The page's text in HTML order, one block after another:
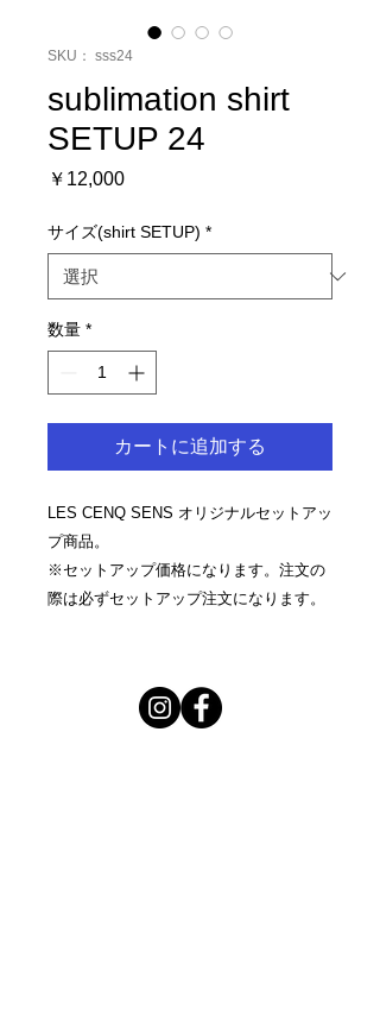
SKU： sss24
sublimation shirt
SETUP 24
￥12,000価
サイズ(shirt SETUP) *
数量 *
カートに追加する
LES CENQ SENS オリジナルセットアッ
プ商品。
※セットアップ価格になります。注文の
際は必ずセットアップ注文になります。